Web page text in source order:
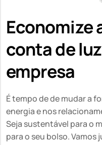
Economize
conta de
empresa
É tempo de de mudar a
energia e nos
Seja sustentável para o
para o seu bolso. Vamos